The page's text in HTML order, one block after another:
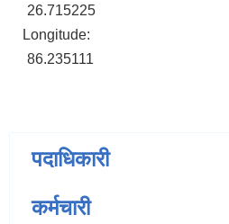
26.715225
Longitude:
86.235111
पदाधिकारी
कर्मचारी